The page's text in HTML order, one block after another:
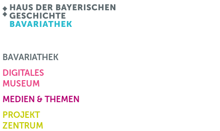
BAVARIATHEK
DIGITALES
MUSEUM
MEDIEN & THEMEN
PROJEKT
ZENTRUM